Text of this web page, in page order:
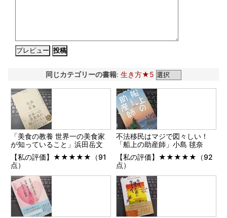
同じカテゴリーの書籍: 生き方★5
「美食の教養 世界一の美食家
が知っていること」浜田岳文
【私の評価】★★★★★（91
点）
不法移民はマジで図々しい！
「船上の助産師」小島 毬奈
【私の評価】★★★★★（92
点）